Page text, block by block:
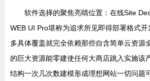
软件选择的聚焦亮睛位置：在线Site
WEB UI Pro堪称为追求所见即得部署格式
多具体覆盖就完全依赖那些自含简单云资源
的巨大资源能零建使任何大商店跳入实施该
结构一次几次数建模形成理想网站一切问题